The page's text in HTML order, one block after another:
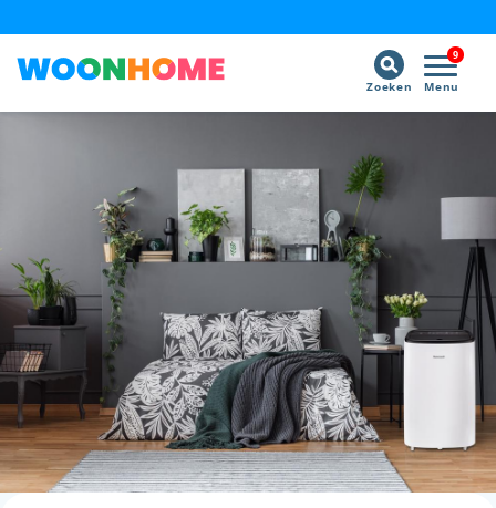
9
Menu
Zoeken